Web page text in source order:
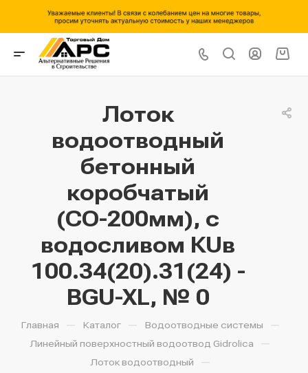
Лоток
водоотводный
бетонный
коробчатый
(СО-200мм), с
водосливом КUв
100.34(20).31(24) -
BGU-XL, № 0
Главная — Каталог — Водоотводные системы —
Линейный поверхностный водоотвод Gidrolica —
Лоток водоотводный —